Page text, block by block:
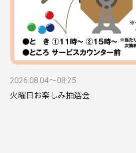
2026.08.04〜08.25
火曜日お楽しみ抽選会